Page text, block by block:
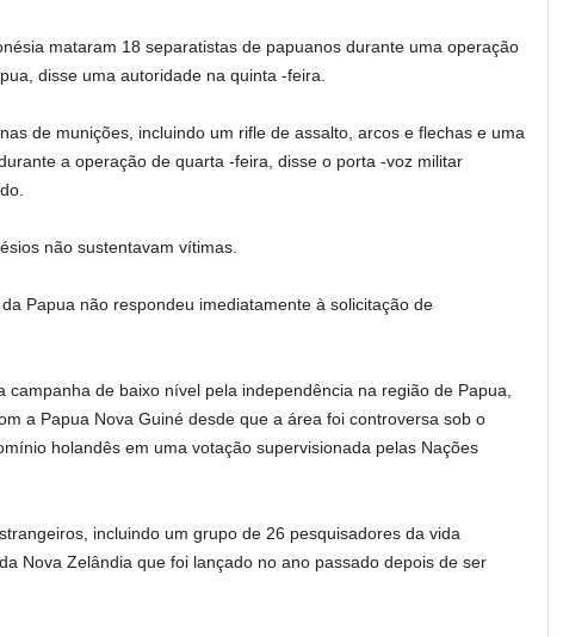
mataram 18 separatistas de papuanos durante uma operação
disse uma autoridade na quinta -feira.
de munições, incluindo um rifle de assalto, arcos e flechas e uma
a operação de quarta -feira, disse o porta -voz militar
não sustentavam vítimas.
Papua não respondeu imediatamente à solicitação de
de baixo nível pela independência na região de Papua,
a Papua Nova Guiné desde que a área foi controversa sob o
holandês em uma votação supervisionada pelas Nações
incluindo um grupo de 26 pesquisadores da vida
Nova Zelândia que foi lançado no ano passado depois de ser